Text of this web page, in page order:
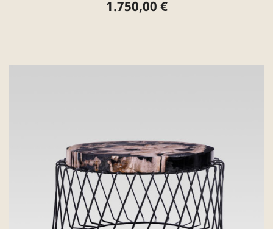
Preis
1.750,00 €